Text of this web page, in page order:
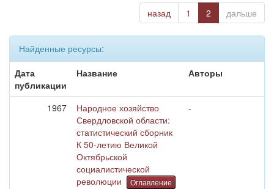
назад 1 2 дальше
Найденные ресурсы:
Дата
публикации
Название Авторы
1967
Народное хозяйство
Свердловской области:
статистический сборник
К 50-летию Великой
Октябрьской
социалистической
революции
Оглавление
-